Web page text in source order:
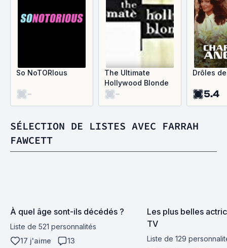
So NoTORIous
-
The Ultimate
Hollywood Blonde
-
Drôles
5.4
SÉLECTION DE LISTES AVEC FARRAH
FAWCETT
À quel âge sont-ils décédés ?
Liste de 521 personnalités
17 j'aime
13
Les plus belles
TV
Liste de 129